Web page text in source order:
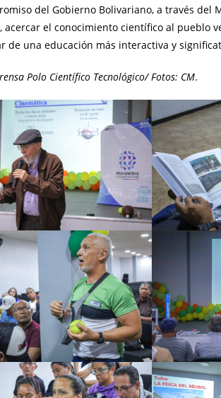
del Gobierno Bolivariano, a través del
acercar el conocimiento científico al pueblo
de una educación más interactiva y
Polo Científico Tecnológico/ Fotos: CM.